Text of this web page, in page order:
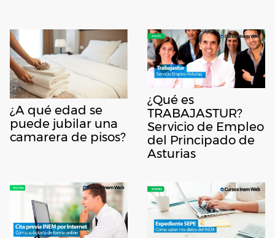
¿A qué edad se
puede jubilar una
camarera de pisos?
¿Qué es
TRABAJASTUR?
Servicio de Empleo
del Principado de
Asturias